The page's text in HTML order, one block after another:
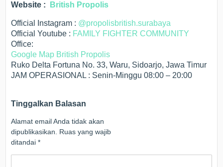
Website : British Propolis
Official Instagram : @propolisbritish.surabaya
Official Youtube : FAMILY FIGHTER COMMUNITY
Office:
Google Map British Propolis
Ruko Delta Fortuna No. 33, Waru, Sidoarjo, Jawa Timur
JAM OPERASIONAL : Senin-Minggu 08:00 – 20:00
Tinggalkan Balasan
Alamat email Anda tidak akan
dipublikasikan.
Ruas yang wajib
ditandai*